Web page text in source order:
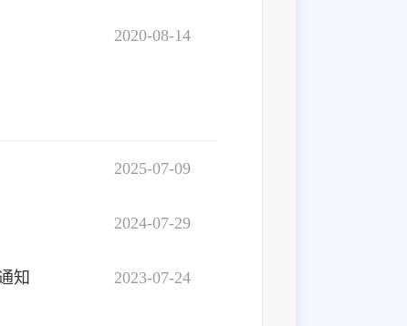
2020-08-14
2025-07-09
2024-07-29
知 2023-07-24